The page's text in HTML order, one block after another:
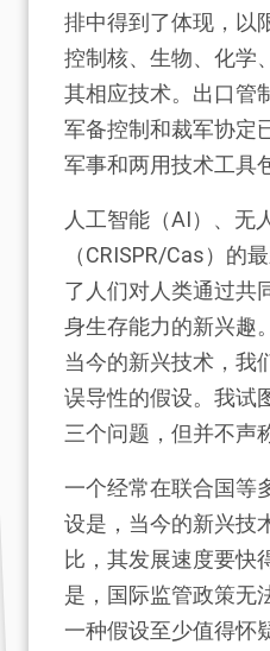
排中得到了体现，以
控制核、生物、化学
其相应技术。出口管
军备控制和裁军协定
军事和两用技术工具
人工智能（AI）、无
（CRISPR/Cas）的
了人们对人类通过共
身生存能力的新兴趣
当今的新兴技术，我
误导性的假设。我试
三个问题，但并不声
一个经常在联合国等
设是，当今的新兴技
比，其发展速度要快
是，国际监管政策无
一种假设至少值得怀